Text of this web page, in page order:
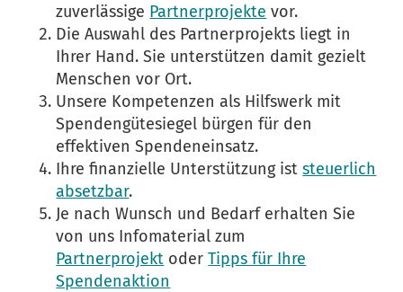
zuverlässige Partnerprojekte vor.
Die Auswahl des Partnerprojekts liegt in
Ihrer Hand. Sie unterstützen damit gezielt
Menschen vor Ort.
Unsere Kompetenzen als Hilfswerk mit
Spendengütesiegel bürgen für den
effektiven Spendeneinsatz.
Ihre finanzielle Unterstützung iststeuerlich
absetzbar.
Je nach Wunsch und Bedarf erhalten Sie
von uns Infomaterial zum
Partnerprojekt oderTipps für Ihre
Spendenaktion